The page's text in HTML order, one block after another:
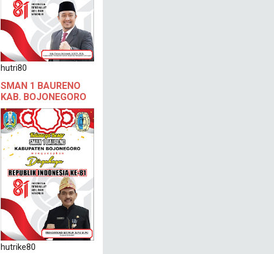
hutri80
SMAN 1 BAURENO
KAB. BOJONEGORO
hutrike80